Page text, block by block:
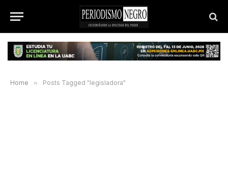
Home » Posts Tagged "legisladora"